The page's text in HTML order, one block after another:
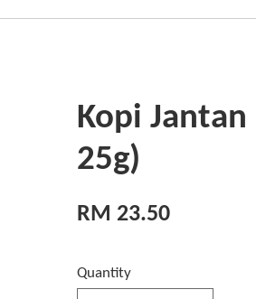
Kopi
25g)
RM 23.50
Quantity